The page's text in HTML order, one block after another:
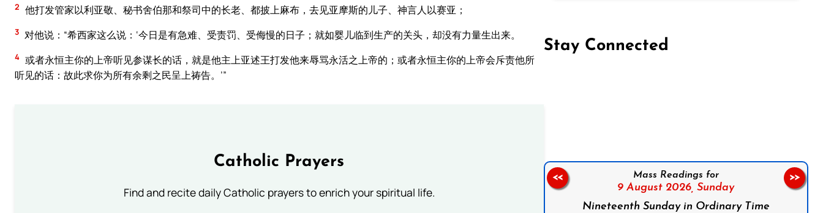
2 他打发管家以利亚敬、秘书舍伯那和祭司中的长老、都披上麻布，去见亚摩斯的儿子、神言人以赛亚；
3 对他说：“希西家这么说：‘今日是有急难、受责罚、受侮慢的日子；就如婴儿临到生产的关头，却没有力量生出来。
4 或者永恒主你的上帝听见参谋长的话，就是他主上亚述王打发他来辱骂永活之上帝的；或者永恒主你的上帝会斥责他所
听见的话：故此求你为所有余剩之民呈上祷告。’”
Catholic Prayers
Find and recite daily Catholic prayers to enrich your spiritual life.
Stay Connected
Mass Readings for
9 August 2026, Sunday
Nineteenth Sunday in Ordinary Time
<< >>